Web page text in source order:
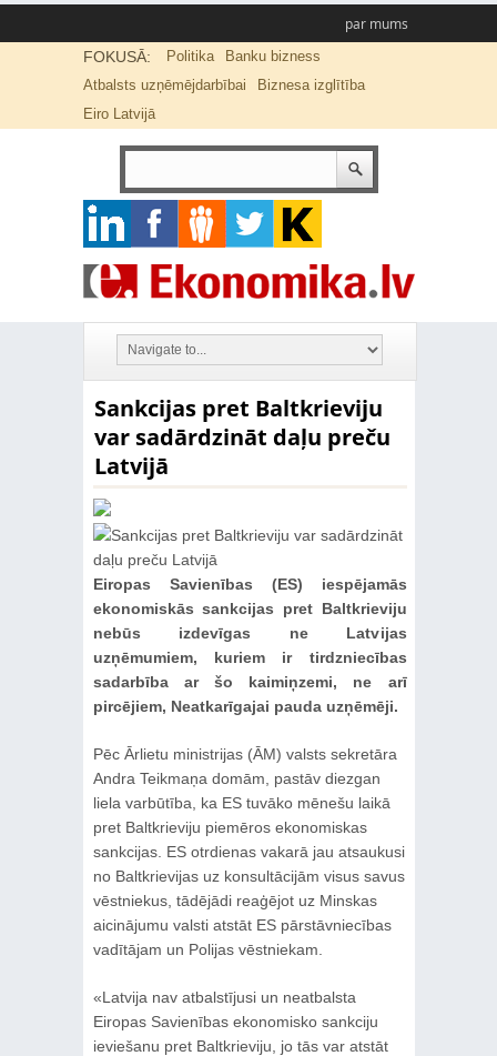
par mums
FOKUSĀ: Politika
Banku bizness
Atbalsts uzņēmējdarbībai
Biznesa izglītība
Eiro Latvijā
Sankcijas pret Baltkrieviju
var sadārdzināt daļu preču
Latvijā
Eiropas Savienības (ES) iespējamās
ekonomiskās sankcijas pret Baltkrieviju
nebūs izdevīgas ne Latvijas
uzņēmumiem, kuriem ir tirdzniecības
sadarbība ar šo kaimiņzemi, ne arī
pircējiem, Neatkarīgajai pauda uzņēmēji.
Pēc Ārlietu ministrijas (ĀM) valsts sekretāra
Andra Teikmaņa domām, pastāv diezgan
liela varbūtība, ka ES tuvāko mēnešu laikā
pret Baltkrieviju piemēros ekonomiskas
sankcijas. ES otrdienas vakarā jau atsaukusi
no Baltkrievijas uz konsultācijām visus savus
vēstniekus, tādējādi reaģējot uz Minskas
aicinājumu valsti atstāt ES pārstāvniecības
vadītājam un Polijas vēstniekam.
«Latvija nav atbalstījusi un neatbalsta
Eiropas Savienības ekonomisko sankciju
ieviešanu pret Baltkrieviju, jo tās var atstāt